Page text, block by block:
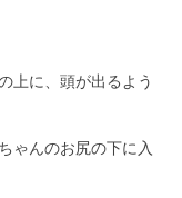
上に、頭が出るよう
ゃんのお尻の下に入